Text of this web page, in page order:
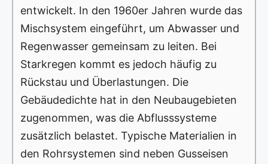
entwickelt. In den 1960er Jahren wurde das
Mischsystem eingeführt, um Abwasser und
Regenwasser gemeinsam zu leiten. Bei
Starkregen kommt es jedoch häufig zu
Rückstau und Überlastungen. Die
Gebäudedichte hat in den Neubaugebieten
zugenommen, was die Abflusssysteme
zusätzlich belastet. Typische Materialien in
den Rohrsystemen sind neben Gusseisen